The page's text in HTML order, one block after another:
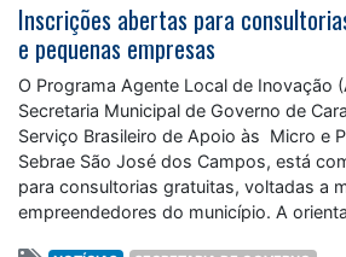
Inscrições abertas para
e pequenas empresas
O Programa Agente Local de Inovação
Secretaria Municipal de Governo de
Serviço Brasileiro de Apoio às Micro e
Sebrae São José dos Campos, está
para consultorias gratuitas, voltadas a
empreendedores do município. A